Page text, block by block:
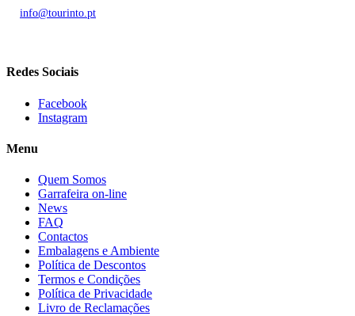
info@tourinto.pt
Redes Sociais
Facebook
Instagram
Menu
Quem Somos
Garrafeira on-line
News
FAQ
Contactos
Embalagens e Ambiente
Política de Descontos
Termos e Condições
Política de Privacidade
Livro de Reclamações